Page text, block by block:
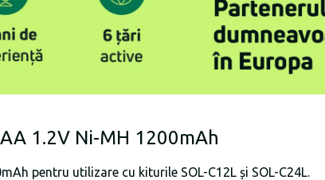
1.2V Ni-MH 1200mAh
pentru utilizare cu kiturile SOL-C12L și SOL-C24L.